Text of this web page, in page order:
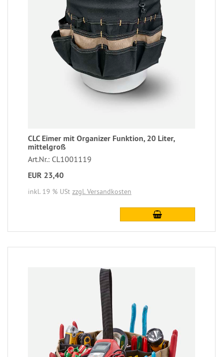
CLC Eimer mit Organizer Funktion, 20 Liter,
mittelgroß
Art.Nr.: CL1001119
EUR 23,40
inkl. 19 % USt zzgl. Versandkosten